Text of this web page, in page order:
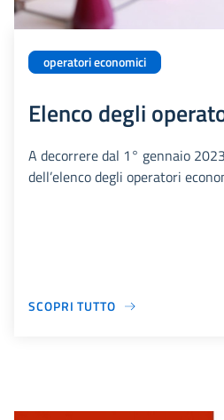
operatori economici
Elenco degli
A decorrere dal 1° gennaio
dell’elenco degli operatori
SCOPRI TUTTO